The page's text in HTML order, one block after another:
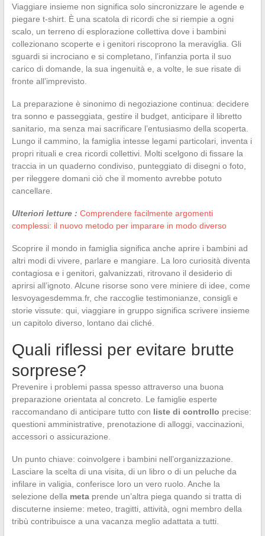
Viaggiare insieme non significa solo sincronizzare le agende e
piegare t-shirt. È una scatola di ricordi che si riempie a ogni
scalo, un terreno di esplorazione collettiva dove i bambini
collezionano scoperte e i genitori riscoprono la meraviglia. Gli
sguardi si incrociano e si completano, l’infanzia porta il suo
carico di domande, la sua ingenuità e, a volte, le sue risate di
fronte all’imprevisto.
La preparazione è sinonimo di negoziazione continua: decidere
tra sonno e passeggiata, gestire il budget, anticipare il libretto
sanitario, ma senza mai sacrificare l’entusiasmo della scoperta.
Lungo il cammino, la famiglia intesse legami particolari, inventa i
propri rituali e crea ricordi collettivi. Molti scelgono di fissare la
traccia in un quaderno condiviso, punteggiato di disegni o foto,
per rileggere domani ciò che il momento avrebbe potuto
cancellare.
Ulteriori letture : Comprendere facilmente argomenti
complessi: il nuovo metodo per imparare in modo diverso
Scoprire il mondo in famiglia significa anche aprire i bambini ad
altri modi di vivere, parlare e mangiare. La loro curiosità diventa
contagiosa e i genitori, galvanizzati, ritrovano il desiderio di
aprirsi all’ignoto. Alcune risorse sono vere miniere di idee, come
lesvoyagesdemma.fr, che raccoglie testimonianze, consigli e
storie vissute: qui, viaggiare in gruppo significa scrivere insieme
un capitolo diverso, lontano dai cliché.
Quali riflessi per evitare brutte
sorprese?
Prevenire i problemi passa spesso attraverso una buona
preparazione orientata al concreto. Le famiglie esperte
raccomandano di anticipare tutto con liste di controllo precise:
questioni amministrative, prenotazione di alloggi, vaccinazioni,
accessori o assicurazione.
Un punto chiave: coinvolgere i bambini nell’organizzazione.
Lasciare la scelta di una visita, di un libro o di un peluche da
infilare in valigia, conferisce loro un vero ruolo. Anche la
selezione della metaprende un’altra piega quando si tratta di
discuterne insieme: meteo, tragitti, attività, ogni membro della
tribù contribuisce a una vacanza meglio adattata a tutti.